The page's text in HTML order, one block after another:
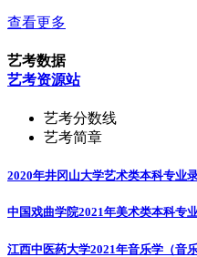
查看更多
艺考数据
艺考资源站
艺考分数线
艺考简章
2020年井冈山大学艺术类本科专业
中国戏曲学院2021年美术类本科专
江西中医药大学2021年音乐学（音